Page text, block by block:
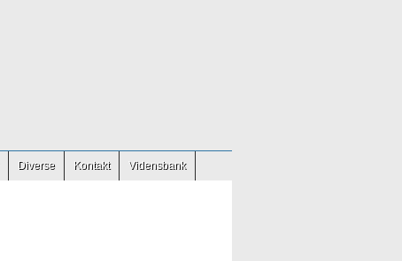
Diverse Kontakt Vidensbank